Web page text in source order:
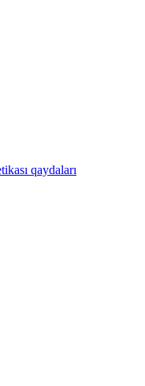
qaydaları